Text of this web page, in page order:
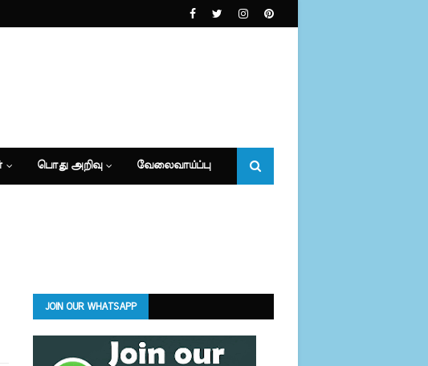
பொது அறிவு வேலைவாய்ப்பு
JOIN OUR WHATSAPP